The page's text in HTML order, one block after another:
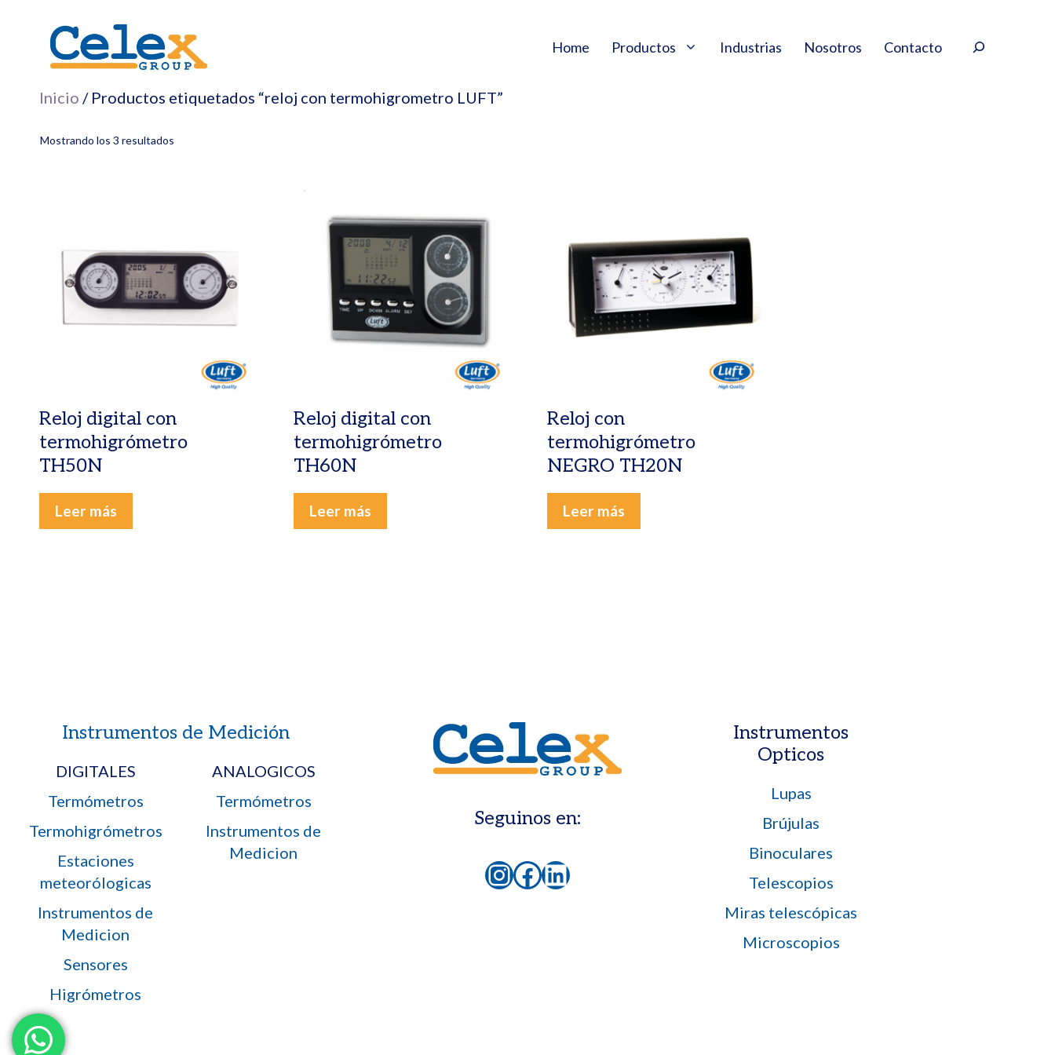
contenido
Home Productos Industrias Nosotros Contacto Buscar
Inicio / Productos etiquetados “reloj con termohigrometro LUFT”
Mostrando los 3 resultados
Reloj digital con
termohigrómetro
TH50N
Leer más
Reloj digital con
termohigrómetro
TH60N
Leer más
Reloj con
termohigrómetro
NEGRO TH20N
Leer más
Instrumentos de Medición
DIGITALES
Termómetros
Termohigrómetros
Estaciones
meteorólogicas
Instrumentos de
Medicion
Sensores
Higrómetros
ANALOGICOS
Termómetros
Instrumentos de
Medicion
Seguinos en:
Instagram
Facebook
LinkedIn
Instrumentos
Opticos
Lupas
Brújulas
Binoculares
Telescopios
Miras telescópicas
Microscopios